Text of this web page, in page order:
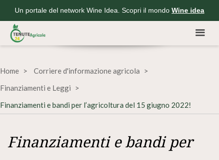
Un portale del network Wine Idea. Scopri il mondo Wine idea
Home
Corriere d'informazione agricola
Finanziamenti e Leggi
Finanziamenti e bandi per l’agricoltura del 15 giugno 2022!
Finanziamenti e bandi per